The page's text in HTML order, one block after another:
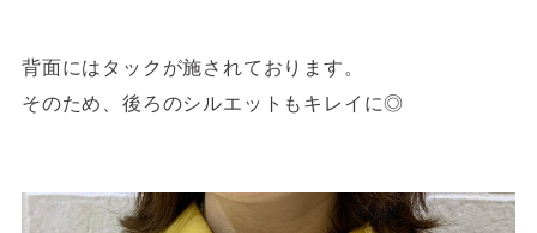
背面にはタックが施されております。
そのため、後ろのシルエットもキレイに◎